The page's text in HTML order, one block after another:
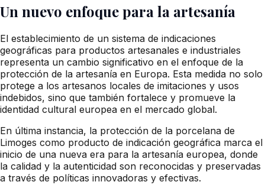
Un nuevo enfoque para la artesanía
El establecimiento de un sistema de indicaciones
geográficas para productos artesanales e industriales
representa un cambio significativo en el enfoque de la
protección de la artesanía en Europa. Esta medida no solo
protege a los artesanos locales de imitaciones y usos
indebidos, sino que también fortalece y promueve la
identidad cultural europea en el mercado global.
En última instancia, la protección de la porcelana de
Limoges como producto de indicación geográfica marca el
inicio de una nueva era para la artesanía europea, donde
la calidad y la autenticidad son reconocidas y preservadas
a través de políticas innovadoras y efectivas.